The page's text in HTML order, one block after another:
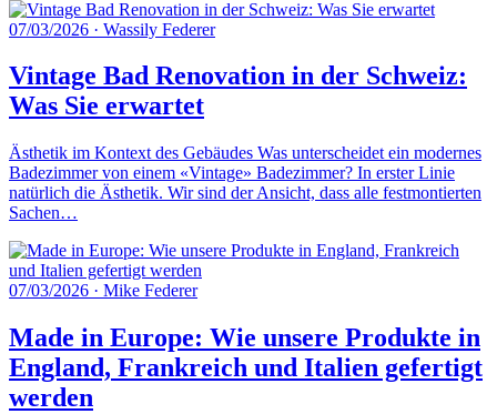
07/03/2026 · Wassily Federer
Vintage Bad Renovation in der Schweiz:
Was Sie erwartet
Ästhetik im Kontext des Gebäudes Was unterscheidet ein modernes
Badezimmer von einem «Vintage» Badezimmer? In erster Linie
natürlich die Ästhetik. Wir sind der Ansicht, dass alle festmontierten
Sachen…
07/03/2026 · Mike Federer
Made in Europe: Wie unsere Produkte in
England, Frankreich und Italien gefertigt
werden